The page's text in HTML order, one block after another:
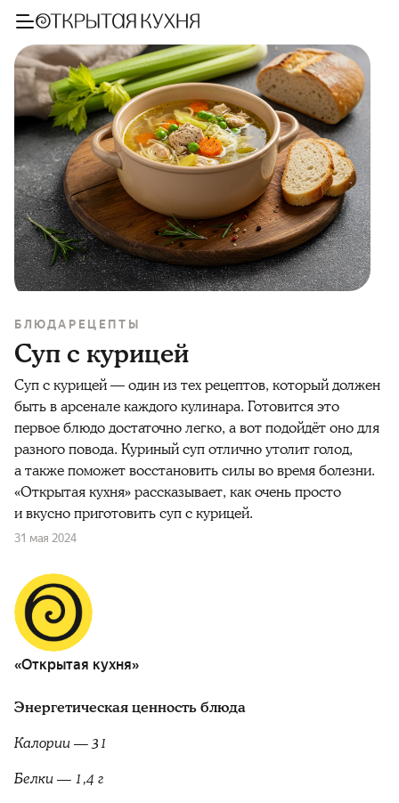
БЛЮДА РЕЦЕПТЫ
Суп с курицей
Суп с курицей — один из тех рецептов, который должен
быть в арсенале каждого кулинара. Готовится это
первое блюдо достаточно легко, а вот подойдёт оно для
разного повода. Куриный суп отлично утолит голод,
а также поможет восстановить силы во время болезни.
«Открытая кухня» рассказывает, как очень просто
и вкусно приготовить суп с курицей.
31 мая 2024
«Открытая кухня»
Энергетическая ценность блюда
Калории — 31
Белки — 1,4 г